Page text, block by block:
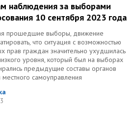
наблюдения за выборами
10 сентября 2023 года
прошедшие выборы, движение
что ситуация с возможностью
прав граждан значительно ухудшилась
уровня, который был на выборах
предыдущие составы органов
местного самоуправления